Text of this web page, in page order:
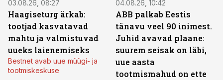
03.08.26, 08:27
Haagiseturg ärkab:
tootjad kasvatavad
mahtu ja valmistuvad
uueks laienemiseks
Bestnet avab uue müügi- ja
tootmiskeskuse
04.08.26, 10:42
ABB palkab Eestis
tänavu veel 90 inimest.
Juhid avavad plaane:
suurem seisak on läbi,
uue aasta
tootmismahud on ette